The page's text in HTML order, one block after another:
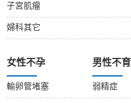
子宮肌瘤
婦科其它
女性不孕
輸卵管堵塞
男性不育
弱精症